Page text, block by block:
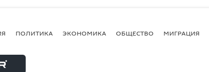
ПОЛИТИКА ЭКОНОМИКА ОБЩЕСТВО МИГРАЦИЯ